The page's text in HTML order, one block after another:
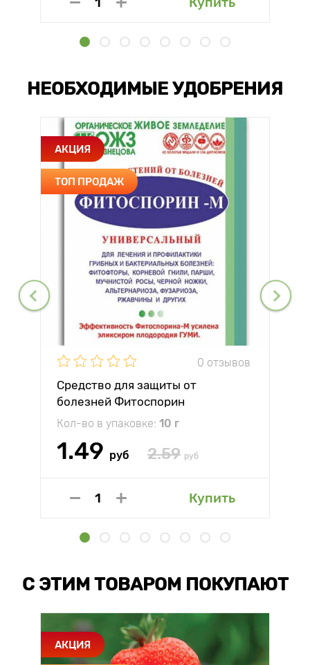
НЕОБХОДИМЫЕ УДОБРЕНИЯ
АКЦИЯ
ТОП ПРОДАЖ
0 отзывов
Средство для защиты от
болезней Фитоспорин
Кол-во в упаковке: 10 г
1.49 руб 2.59 руб
Купить
С ЭТИМ ТОВАРОМ ПОКУПАЮТ
АКЦИЯ